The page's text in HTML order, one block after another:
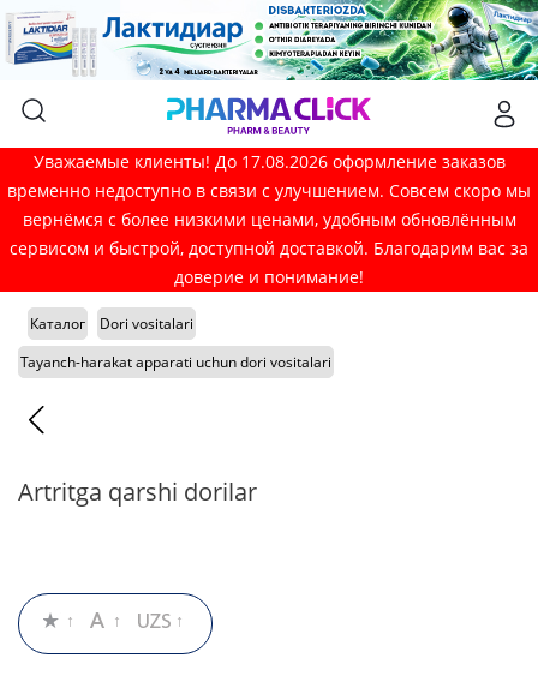
Уважаемые клиенты! До 17.08.2026 оформление заказов
временно недоступно в связи с улучшением. Совсем скоро мы
вернёмся с более низкими ценами, удобным обновлённым
сервисом и быстрой, доступной доставкой. Благодарим вас за
доверие и понимание!
Каталог
Dori vositalari
Tayanch-harakat apparati uchun dori vositalari
Artritga qarshi dorilar